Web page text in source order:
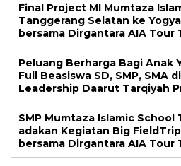
Final Project MI Mumtaza
Tanggerang Selatan ke
bersama Dirgantara AIA Tour
Peluang Berharga Bagi Anak
Full Beasiswa SD, SMP, SMA
Leadership Daarut Tarqiyah
SMP Mumtaza Islamic
adakan Kegiatan Big
bersama Dirgantara AIA Tour